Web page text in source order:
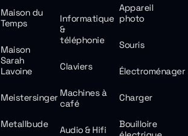
Maison du
Temps
Maison
Sarah
Lavoine
Meistersinger
Metallbude
Appareil
photo
Informatique
&
téléphonie
Souris
Claviers
Électroménager
Machines à
café
Charger
Bouilloire
Audio & Hifi